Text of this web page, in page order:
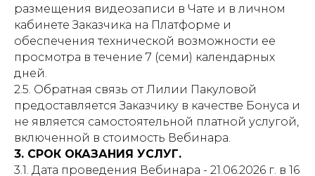
размещения видеозаписи в Чате и в личном
кабинете Заказчика на Платформе и
обеспечения технической возможности ее
просмотра в течение 7 (семи) календарных
дней.
2.5. Обратная связь от Лилии Пакуловой
предоставляется Заказчику в качестве Бонуса и
не является самостоятельной платной услугой,
включенной в стоимость Вебинара.
3. СРОК ОКАЗАНИЯ УСЛУГ.
3.1. Дата проведения Вебинара - 21.06.2026 г. в 16